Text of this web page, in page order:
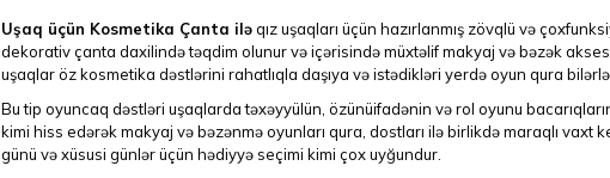
Uşaq üçün Kosmetika Çanta iləqız uşaqları üçün hazırlanmış zövqlü və
dekorativ çanta daxilində təqdim olunur və içərisində müxtəlif makyaj və bəzək
uşaqlar öz kosmetika dəstlərini rahatlıqla daşıya və istədikləri yerdə oyun qura
Bu tip oyuncaq dəstləri uşaqlarda təxəyyülün, özünüifadənin və rol oyunu
kimi hiss edərək makyaj və bəzənmə oyunları qura, dostları ilə birlikdə maraqlı vaxt
günü və xüsusi günlər üçün hədiyyə seçimi kimi çox uyğundur.